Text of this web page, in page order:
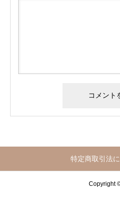
特定商取引法
Copyright